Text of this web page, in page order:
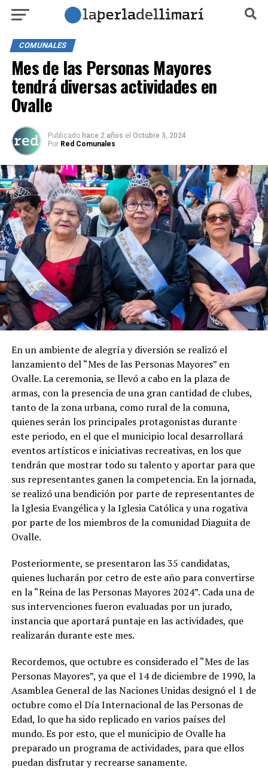
COMUNALES
Mes de las Personas Mayores
tendrá diversas actividades en
Ovalle
Publicado hace 2 años el Octubre 3, 2024
Por Red Comunales
En un ambiente de alegría y diversión se realizó el
lanzamiento del “Mes de las Personas Mayores” en
Ovalle. La ceremonia, se llevó a cabo en la plaza de
armas, con la presencia de una gran cantidad de clubes,
tanto de la zona urbana, como rural de la comuna,
quienes serán los principales protagonistas durante
este periodo, en el que el municipio local desarrollará
eventos artísticos e iniciativas recreativas, en los que
tendrán que mostrar todo su talento y aportar para que
sus representantes ganen la competencia. En la jornada,
se realizó una bendición por parte de representantes de
la Iglesia Evangélica y la Iglesia Católica y una rogativa
por parte de los miembros de la comunidad Diaguita de
Ovalle.
Posteriormente, se presentaron las 35 candidatas,
quienes lucharán por cetro de este año para convertirse
en la “Reina de las Personas Mayores 2024”. Cada una de
sus intervenciones fueron evaluadas por un jurado,
instancia que aportará puntaje en las actividades, que
realizarán durante este mes.
Recordemos, que octubre es considerado el “Mes de las
Personas Mayores”, ya que el 14 de diciembre de 1990, la
Asamblea General de las Naciones Unidas designó el 1 de
octubre como el Día Internacional de las Personas de
Edad, lo que ha sido replicado en varios países del
mundo. Es por esto, que el municipio de Ovalle ha
preparado un programa de actividades, para que ellos
puedan disfrutar y recrearse sanamente.